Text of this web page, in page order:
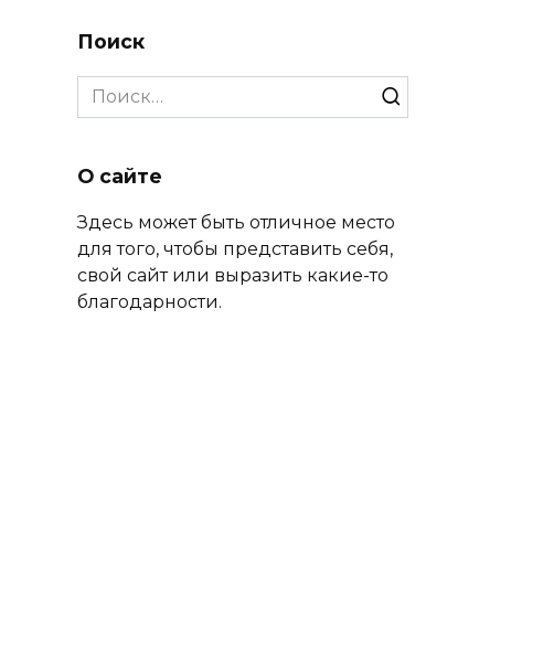
Поиск
Search
for:
О сайте
Здесь может быть отличное место
для того, чтобы представить себя,
свой сайт или выразить какие-то
благодарности.